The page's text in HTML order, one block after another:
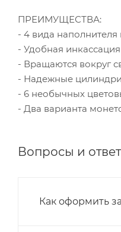
ПРЕИМУЩЕСТВА:
- 4 вида наполнителя
- Удобная
- Вращаются вокруг
- Надежные
- 6 необычных
- Два варианта
Вопросы и
Как оформить